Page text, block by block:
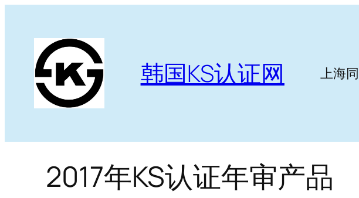
韩国KS认证网 上海
2017年KS认证年审产品